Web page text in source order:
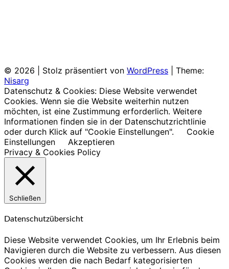
© 2026 Stolz präsentiert von WordPress
Theme:
Nisarg
Datenschutz & Cookies: Diese Website verwendet
Cookies. Wenn sie die Website weiterhin nutzen
möchten, ist eine Zustimmung erforderlich. Weitere
Informationen finden sie in der Datenschutzrichtlinie
oder durch Klick auf "Cookie Einstellungen".
Cookie
Einstellungen
Akzeptieren
Privacy & Cookies Policy
Schließen
Datenschutzübersicht
Diese Website verwendet Cookies, um Ihr Erlebnis beim
Navigieren durch die Website zu verbessern. Aus diesen
Cookies werden die nach Bedarf kategorisierten